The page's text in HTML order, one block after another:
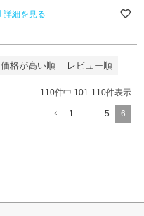
詳細を見る
価格が高い順 レビュー順
110件中 101 -110件表示
1 5 6